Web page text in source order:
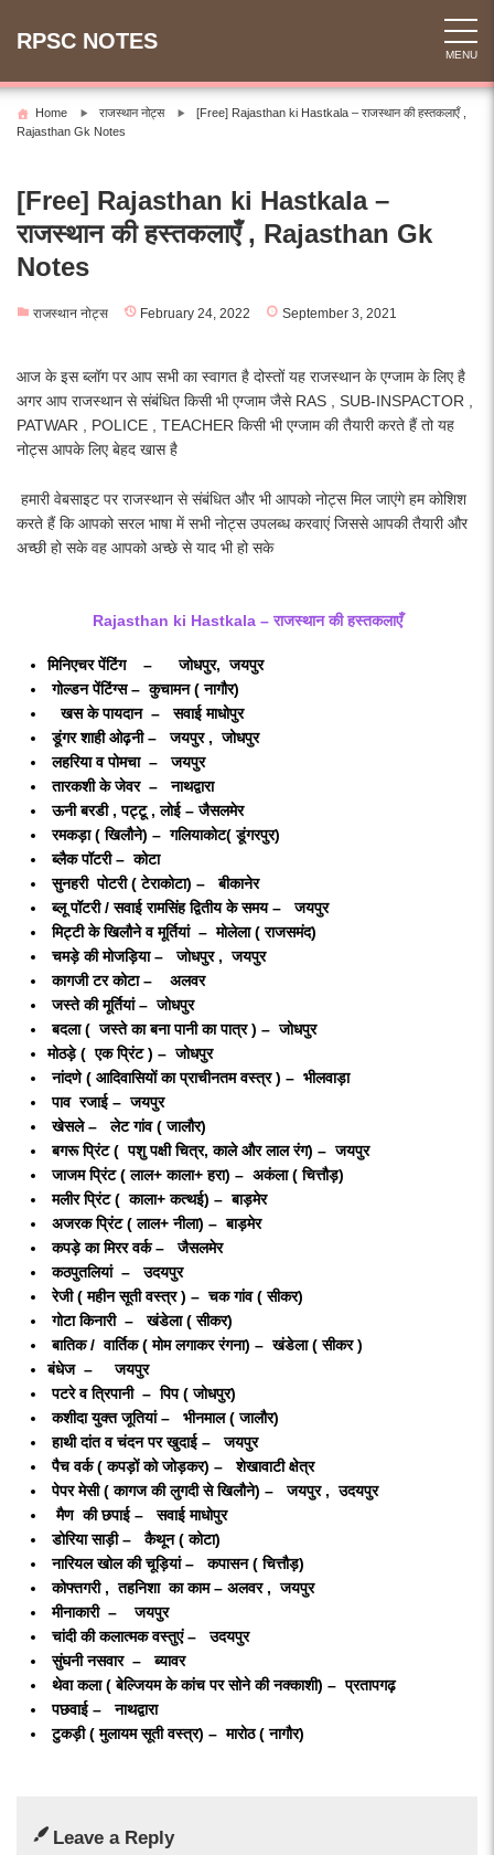
RPSC NOTES
MENU
Home राजस्थान नोट्स
[Free] Rajasthan ki Hastkala – राजस्थान की हस्तकलाएँ ,
Rajasthan Gk Notes
[Free] Rajasthan ki Hastkala –
राजस्थान की हस्तकलाएँ , Rajasthan Gk
Notes
राजस्थान नोट्स February 24, 2022 September 3, 2021
आज के इस ब्लॉग पर आप सभी का स्वागत है दोस्तों यह राजस्थान के एग्जाम के लिए है
अगर आप राजस्थान से संबंधित किसी भी एग्जाम जैसे RAS , SUB-INSPACTOR ,
PATWAR , POLICE , TEACHER किसी भी एग्जाम की तैयारी करते हैं तो यह
नोट्स आपके लिए बेहद खास है
हमारी वेबसाइट पर राजस्थान से संबंधित और भी आपको नोट्स मिल जाएंगे हम कोशिश
करते हैं कि आपको सरल भाषा में सभी नोट्स उपलब्ध करवाएं जिससे आपकी तैयारी और
अच्छी हो सके वह आपको अच्छे से याद भी हो सके
Rajasthan ki Hastkala – राजस्थान की हस्तकलाएँ
मिनिएचर पेंटिंग – जोधपुर, जयपुर
गोल्डन पेंटिंग्स – कुचामन ( नागौर)
खस के पायदान – सवाई माधोपुर
डूंगर शाही ओढ़नी – जयपुर , जोधपुर
लहरिया व पोमचा – जयपुर
तारकशी के जेवर – नाथद्वारा
ऊनी बरडी , पट्टू , लोई – जैसलमेर
रमकड़ा ( खिलौने) – गलियाकोट( डूंगरपुर)
ब्लैक पॉटरी – कोटा
सुनहरी पोटरी ( टेराकोटा) – बीकानेर
ब्लू पॉटरी / सवाई रामसिंह द्वितीय के समय – जयपुर
मिट्टी के खिलौने व मूर्तियां – मोलेला ( राजसमंद)
चमड़े की मोजड़िया – जोधपुर , जयपुर
कागजी टर कोटा – अलवर
जस्ते की मूर्तियां – जोधपुर
बदला ( जस्ते का बना पानी का पात्र ) – जोधपुर
मोठड़े ( एक प्रिंट ) – जोधपुर
नांदणे ( आदिवासियों का प्राचीनतम वस्त्र ) – भीलवाड़ा
पाव रजाई – जयपुर
खेसले – लेट गांव ( जालौर)
बगरू प्रिंट ( पशु पक्षी चित्र, काले और लाल रंग) – जयपुर
जाजम प्रिंट ( लाल+ काला+ हरा) – अकंला ( चित्तौड़)
मलीर प्रिंट ( काला+ कत्थई) – बाड़मेर
अजरक प्रिंट ( लाल+ नीला) – बाड़मेर
कपड़े का मिरर वर्क – जैसलमेर
कठपुतलियां – उदयपुर
रेजी ( महीन सूती वस्त्र ) – चक गांव ( सीकर)
गोटा किनारी – खंडेला ( सीकर)
बातिक / वार्तिक ( मोम लगाकर रंगना) – खंडेला ( सीकर )
बंधेज – जयपुर
पटरे व त्रिपानी – पिप ( जोधपुर)
कशीदा युक्त जूतियां – भीनमाल ( जालौर)
हाथी दांत व चंदन पर खुदाई – जयपुर
पैच वर्क ( कपड़ों को जोड़कर) – शेखावाटी क्षेत्र
पेपर मेसी ( कागज की लुगदी से खिलौने) – जयपुर , उदयपुर
मैण की छपाई – सवाई माधोपुर
डोरिया साड़ी – कैथून ( कोटा)
नारियल खोल की चूड़ियां – कपासन ( चित्तौड़)
कोफ्तगरी , तहनिशा का काम – अलवर , जयपुर
मीनाकारी – जयपुर
चांदी की कलात्मक वस्तुएं – उदयपुर
सुंघनी नसवार – ब्यावर
थेवा कला ( बेल्जियम के कांच पर सोने की नक्काशी) – प्रतापगढ़
पछवाई – नाथद्वारा
टुकड़ी ( मुलायम सूती वस्त्र) – मारोठ ( नागौर)
Leave a Reply